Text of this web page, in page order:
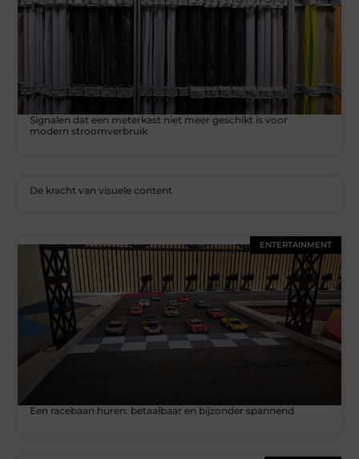
Signalen dat een meterkast niet meer geschikt is voor
modern stroomverbruik
De kracht van visuele content
ENTERTAINMENT
Een racebaan huren: betaalbaar en bijzonder spannend